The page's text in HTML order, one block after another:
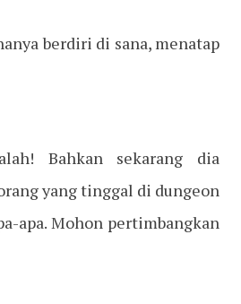
berdiri di sana, menatap
Bahkan sekarang dia
yang tinggal di dungeon
apa. Mohon pertimbangkan